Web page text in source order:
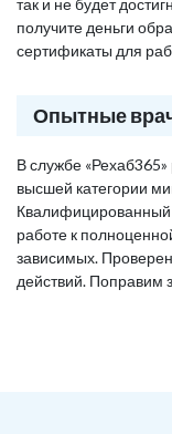
так и не будет
получите деньги
сертификаты для
Опытные
В службе
высшей категории
работе к
зависимых.
действий. Поправим